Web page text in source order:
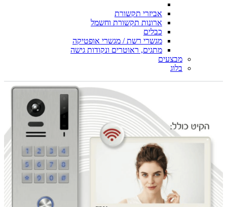
אביזרי תקשורת
ארונות תקשורת וחשמל
כבלים
מגשרי רשת / מגשרי אופטיקה
מתגים, ראוטרים ונקודות גישה
מבצעים
בלוג